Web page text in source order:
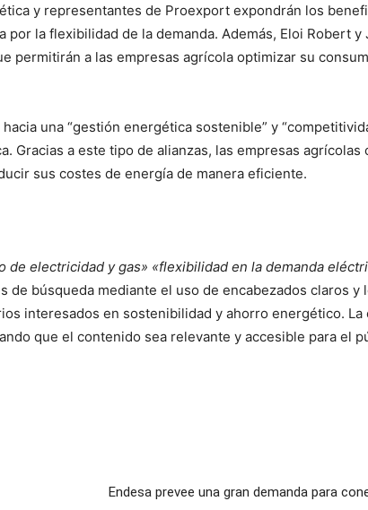
y representantes de Proexport expondrán los
la flexibilidad de la demanda. Además, Eloi Robert y
permitirán a las empresas agrícola optimizar su
una “gestión energética sostenible” y
a este tipo de alianzas, las empresas agrícolas
sus costes de energía de manera eficiente.
de electricidad y gas» «flexibilidad en la demanda
de búsqueda mediante el uso de encabezados claros y
interesados en sostenibilidad y ahorro energético.
que el contenido sea relevante y accesible para el
Endesa prevee una gran demanda para